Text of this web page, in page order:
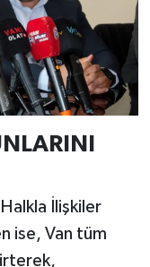
İlişkiler
ise, Van tüm